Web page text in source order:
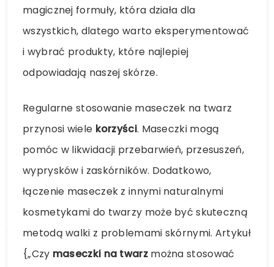
magicznej formuły, która działa dla
wszystkich, dlatego warto eksperymentować
i wybrać produkty, które najlepiej
odpowiadają naszej skórze.
Regularne stosowanie maseczek na twarz
przynosi wiele korzyści. Maseczki mogą
pomóc w likwidacji przebarwień, przesuszeń,
wyprysków i zaskórników. Dodatkowo,
łączenie maseczek z innymi naturalnymi
kosmetykami do twarzy może być skuteczną
metodą walki z problemami skórnymi. Artykuł
{„Czy maseczki na twarzmożna stosować